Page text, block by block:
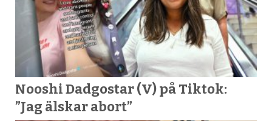
Nooshi Dadgostar (V) på Tiktok:
”Jag älskar abort”